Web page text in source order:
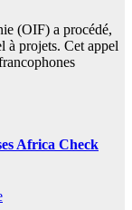
(OIF) a procédé,
à projets. Cet appel
Africa Check